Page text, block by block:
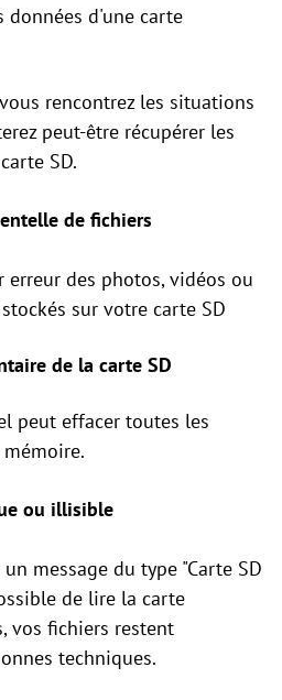
données d'une carte
rencontrez les situations
peut-être récupérer les
SD.
de fichiers
erreur des photos, vidéos ou
sur votre carte SD
de la carte SD
peut effacer toutes les
ou illisible
message du type "Carte SD
de lire la carte
vos fichiers restent
techniques.